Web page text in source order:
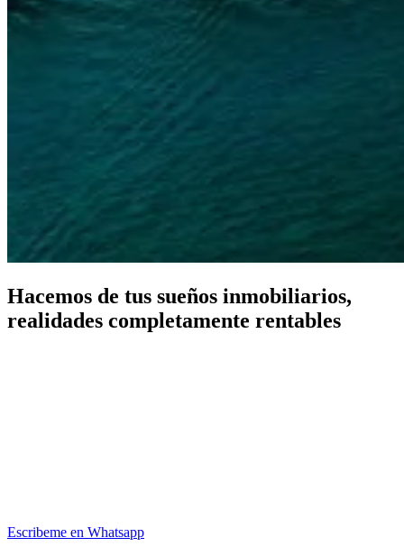
Hacemos de tus sueños inmobiliarios,
realidades completamente rentables
Escribeme en Whatsapp